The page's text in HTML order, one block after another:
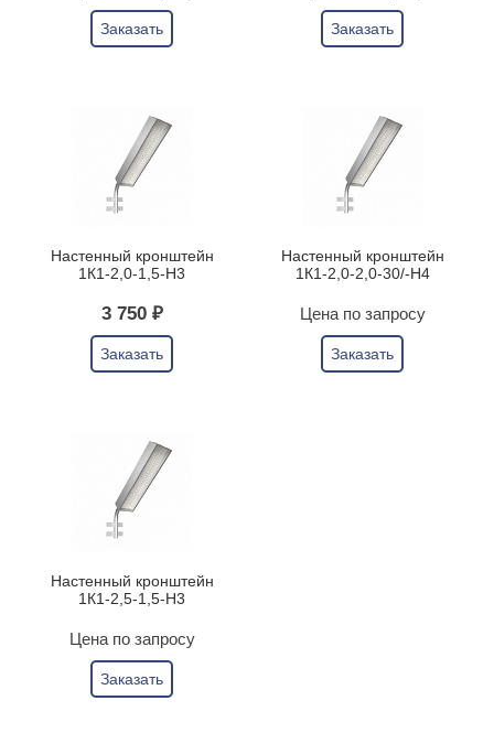
Заказать Заказать
Настенный кронштейн
1К1-2,0-1,5-Н3
3 750 ₽
Заказать
Настенный кронштейн
1К1-2,0-2,0-30/-Н4
Цена по запросу
Заказать
Настенный кронштейн
1К1-2,5-1,5-Н3
Цена по запросу
Заказать